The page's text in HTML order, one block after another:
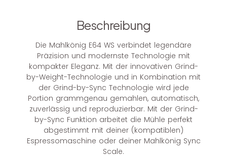
Beschreibung
Die Mahlkönig E64 WS verbindet legendäre
Präzision und modernste Technologie mit
kompakter Eleganz. Mit der innovativen Grind-
by-Weight-Technologie und in Kombination mit
der Grind-by-Sync Technologie wird jede
Portion grammgenau gemahlen, automatisch,
zuverlässig und reproduzierbar. Mit der Grind-
by-Sync Funktion arbeitet die Mühle perfekt
abgestimmt mit deiner (kompatiblen)
Espressomaschine oder deiner Mahlkönig Sync
Scale.